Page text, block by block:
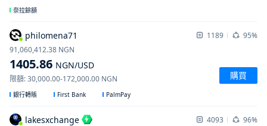
奈拉餘額
philomena71 1189 95%
1405.86 NGN/USD
91,060,412.38 NGN
限額:30,000.00-172,000.00 NGN 購買
銀行轉賬 First Bank PalmPay
lakesxchange 4093 96%